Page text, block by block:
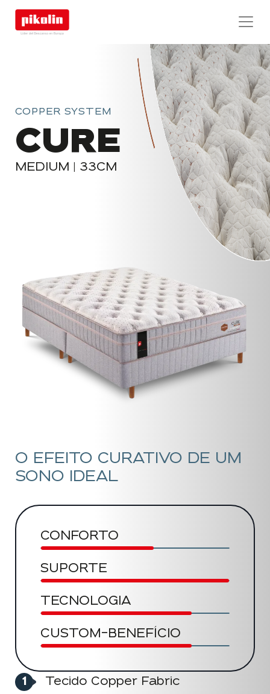
COPPER SYSTEM
CURE
MEDIUM | 33CM
O EFEITO CURATIVO DE UM
SONO IDEAL
CONFORTO
SUPORTE
TECNOLOGIA
CUSTOM-BENEFÍCIO
Tecido Copper Fabric